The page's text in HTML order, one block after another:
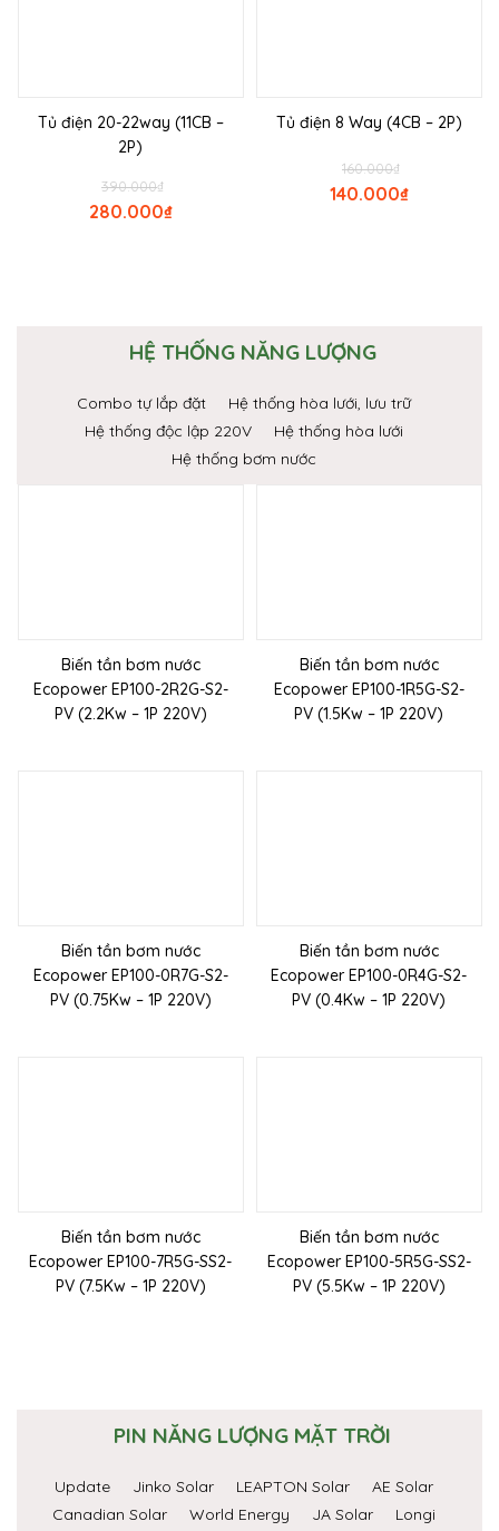
Tủ điện 20-22way (11CB –
2P)
₫
390.000
₫
280.000
Tủ điện 8 Way (4CB – 2P)
₫
160.000
₫
140.000
HỆ THỐNG NĂNG LƯỢNG
Combo tự lắp đặt
Hệ thống hòa lưới, lưu trữ
Hệ thống độc lập 220V
Hệ thống hòa lưới
Hệ thống bơm nước
Biến tần bơm nước
Ecopower EP100-2R2G-S2-
PV (2.2Kw – 1P 220V)
Biến tần bơm nước
Ecopower EP100-1R5G-S2-
PV (1.5Kw – 1P 220V)
Biến tần bơm nước
Ecopower EP100-0R7G-S2-
PV (0.75Kw – 1P 220V)
Biến tần bơm nước
Ecopower EP100-0R4G-S2-
PV (0.4Kw – 1P 220V)
Biến tần bơm nước
Ecopower EP100-7R5G-SS2-
PV (7.5Kw – 1P 220V)
Biến tần bơm nước
Ecopower EP100-5R5G-SS2-
PV (5.5Kw – 1P 220V)
PIN NĂNG LƯỢNG MẶT TRỜI
Update Jinko Solar LEAPTON Solar
AE Solar
Canadian Solar
World Energy JA Solar
Longi